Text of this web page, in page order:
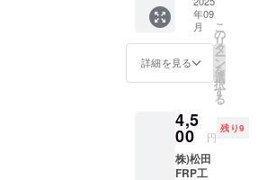
される
お名前/
ニック
ネーム
をご記
メント
等もご
ただけ
く管理
できま
す ・旧
暦や沖
コード
でイベ
ント情
報も
チェッ
ます カ
レン
ダーを
お望み
の方は
【沖縄
ンダー
ひと
つ】を
選択し
てくだ
年09
月
詳細を見る
こ
の
リ
タ
ー
ン
を
選
択
す
る
4,5
00 円
残り9
株)松田
FRP工